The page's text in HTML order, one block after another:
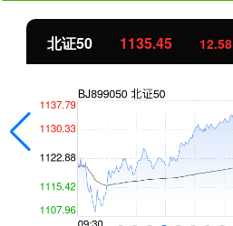
北证50 1135.45 12.58